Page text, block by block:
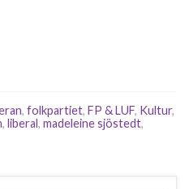
, folkpartiet, FP & LUF, Kultur,
, liberal, madeleine sjöstedt,